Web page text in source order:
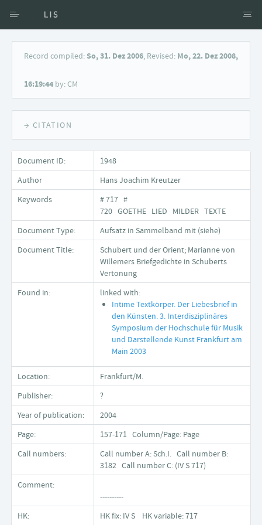
Access via Author
Keyword Search
Record compiled:So, 31. Dez 2006, Revised: Mo, 22. Dez 2008,
16:19:44 by: CM
→ CITATION
Document ID:
1948
Author
Hans Joachim Kreutzer
Keywords
# 717 #
720 GOETHE LIED MILDER TEXTE
Document Type:
Aufsatz in Sammelband mit (siehe)
Document Title:
Schubert und der Orient; Marianne von
Willemers Briefgedichte in Schuberts
Vertonung
Found in:
linked with:
Intime Textkörper. Der Liebesbrief in
den Künsten. 3. Interdisziplinäres
Symposium der Hochschule für Musik
und Darstellende Kunst Frankfurt am
Main 2003
Location:
Frankfurt/M.
Publisher:
?
Year of publication:
2004
Page:
157-171 Column/Page: Page
Call numbers:
Call number A: Sch.I. Call number B:
3182 Call number C: (IV S 717)
Comment:
----------
HK:
HK fix: IV S HK variable: 717